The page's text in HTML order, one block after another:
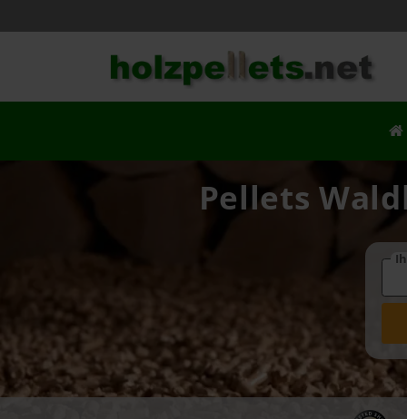
Pellets